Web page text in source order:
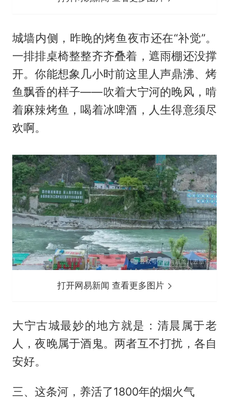
城墙内侧，昨晚的烤鱼夜市还在“补觉”。
一排排桌椅整整齐齐叠着，遮雨棚还没撑
开。你能想象几小时前这里人声鼎沸、烤
鱼飘香的样子——吹着大宁河的晚风，啃
着麻辣烤鱼，喝着冰啤酒，人生得意须尽
欢啊。
打开网易新闻 查看更多图片
大宁古城最妙的地方就是：清晨属于老
人，夜晚属于酒鬼。两者互不打扰，各自
安好。
三、这条河，养活了1800年的烟火气